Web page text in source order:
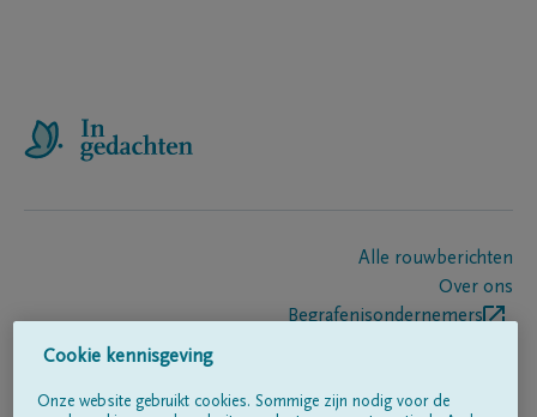
Alle rouwberichten
Over ons
Begrafenisondernemers
Cookie kennisgeving
Onze website gebruikt cookies. Sommige zijn nodig voor de